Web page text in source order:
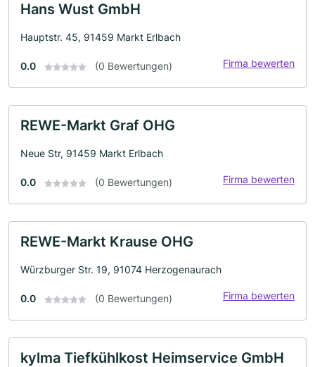
Hans Wust GmbH
Hauptstr. 45, 91459 Markt Erlbach
0.0 (0 Bewertungen) Firma bewerten
REWE-Markt Graf OHG
Neue Str, 91459 Markt Erlbach
0.0 (0 Bewertungen) Firma bewerten
REWE-Markt Krause OHG
Würzburger Str. 19, 91074 Herzogenaurach
0.0 (0 Bewertungen) Firma bewerten
kylma Tiefkühlkost Heimservice GmbH